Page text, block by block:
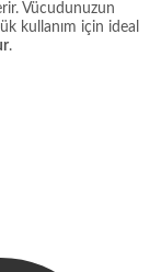
Vücudunuzun
kullanım için ideal
.